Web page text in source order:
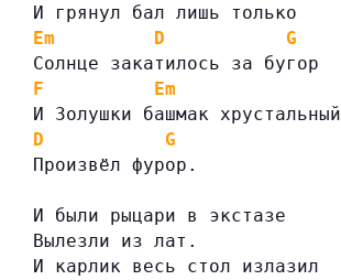
И грянул бал лишь только
Em
D
G
Солнце закатилось за бугор
F
Em
И Золушки башмак хрустальный
D
G
Произвёл фурор.
И были рыцари в экстазе
Вылезли из лат.
И карлик весь стол излазил